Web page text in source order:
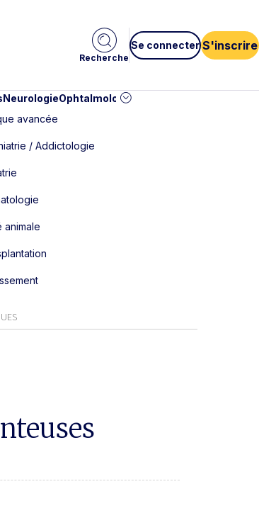
Recherche
Se connecter S'inscrire
NeurologieOphtalmologie
avancée
/ Addictologie
animale